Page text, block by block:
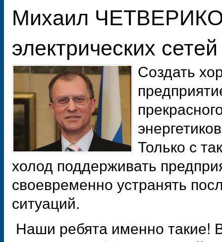
Михаил
электрических
Создать
Только с
холод поддерживать
своевременно устранять
ситуаций.
Наши ребята именно такие!